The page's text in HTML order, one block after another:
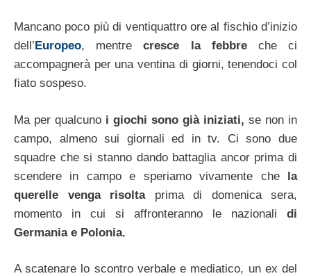
Mancano poco più di ventiquattro ore al fischio d’inizio
dell’ Europeo, mentrecresce la febbreche ci
accompagnerà per una ventina di giorni, tenendoci col
fiato sospeso.
Ma per qualcuno i giochi sono già iniziati, se non in
campo, almeno sui giornali ed in tv. Ci sono due
squadre che si stanno dando battaglia ancor prima di
scendere in campo e speriamo vivamente che la
querelle venga risolta prima di domenica sera,
momento in cui si affronteranno le nazionali di
Germania e Polonia.
A scatenare lo scontro verbale e mediatico, un ex del